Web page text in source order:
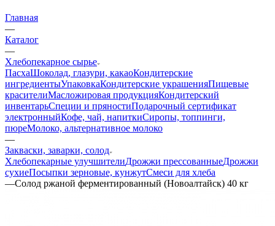
Главная
—
Каталог
—
Хлебопекарное сырье
ПасхаШоколад, глазури, какаоКондитерские
ингредиентыУпаковкаКондитерские украшенияПищевые
красителиМасложировая продукцияКондитерский
инвентарьСпеции и пряностиПодарочный сертификат
электронныйКофе, чай, напиткиСиропы, топпинги,
пюреМолоко, альтернативное молоко
—
Закваски, заварки, солод
Хлебопекарные улучшителиДрожжи прессованныеДрожжи
сухиеПосыпки зерновые, кунжутСмеси для хлеба
—Солод ржаной ферментированный (Новоалтайск) 40 кг